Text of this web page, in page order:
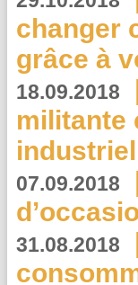
changer
grâce à
18.09.2018
militante
industriel
07.09.2018
31.08.2018